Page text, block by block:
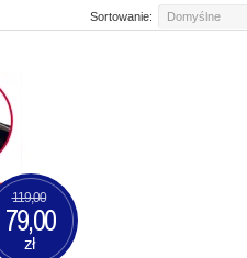
Sortowanie: Domyślne
119,00
79,00
zł